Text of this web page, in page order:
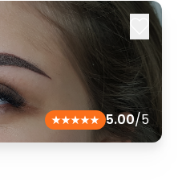
5.00/5